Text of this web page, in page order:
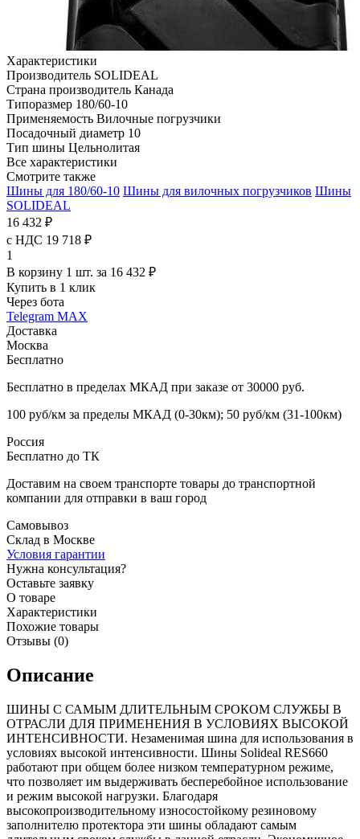
Характеристики
Производитель SOLIDEAL
Страна производитель Канада
Типоразмер 180/60-10
Применяемость Вилочные погрузчики
Посадочный диаметр 10
Тип шины Цельнолитая
Все характеристики
Смотрите также
Шины для 180/60-10 Шины для вилочных погрузчиков Шины
SOLIDEAL
16 432 ₽
с НДС 19 718 ₽
1
В корзину 1 шт. за 16 432 ₽
Купить в 1 клик
Через бота
Telegram MAX
Доставка
Москва
Бесплатно
Бесплатно в пределах МКАД при заказе от 30000 руб.
100 руб/км за пределы МКАД (0-30км); 50 руб/км (31-100км)
Россия
Бесплатно до ТК
Доставим на своем транспорте товары до транспортной
компании для отправки в ваш город
Самовывоз
Склад в Москве
Условия гарантии
Нужна консультация?
Оставьте заявку
О товаре
Характеристики
Похожие товары
Отзывы (0)
Описание
ШИНЫ С САМЫМ ДЛИТЕЛЬНЫМ СРОКОМ СЛУЖБЫ В
ОТРАСЛИ ДЛЯ ПРИМЕНЕНИЯ В УСЛОВИЯХ ВЫСОКОЙ
ИНТЕНСИВНОСТИ. Незаменимая шина для использования в
условиях высокой интенсивности. Шины Solideal RES660
работают при общем более низком температурном режиме,
что позволяет им выдерживать бесперебойное использование
и режим высокой нагрузки. Благодаря
высокопроизводительному износостойкому резиновому
заполнителю протектора эти шины обладают самым